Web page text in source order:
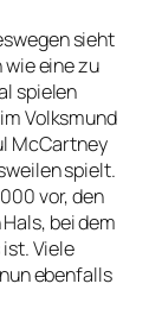
sieht
wie eine zu
spielen
Volksmund
McCartney
spielt.
vor, den
bei dem
Viele
ebenfalls